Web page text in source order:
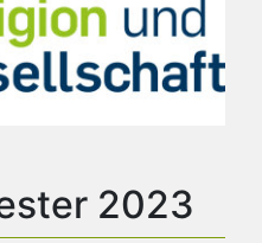
2023